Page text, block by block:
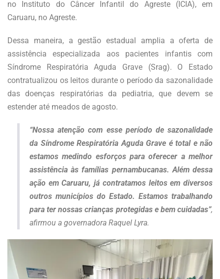
no Instituto do Câncer Infantil do Agreste (ICIA), em
Caruaru, no Agreste.
Dessa maneira, a gestão estadual amplia a oferta de
assistência especializada aos pacientes infantis com
Síndrome Respiratória Aguda Grave (Srag). O Estado
contratualizou os leitos durante o período da sazonalidade
das doenças respiratórias da pediatria, que devem se
estender até meados de agosto.
“Nossa atenção com esse período de sazonalidade
da Síndrome Respiratória Aguda Grave é total e não
estamos medindo esforços para oferecer a melhor
assistência às famílias pernambucanas. Além dessa
ação em Caruaru, já contratamos leitos em diversos
outros municípios do Estado. Estamos trabalhando
para ter nossas crianças protegidas e bem cuidadas”,
afirmou a governadora Raquel Lyra.